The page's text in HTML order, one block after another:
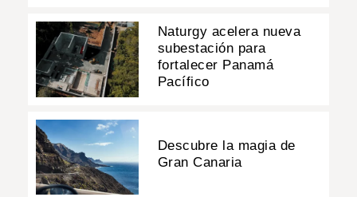
Naturgy acelera nueva
subestación para
fortalecer Panamá
Pacífico
Descubre la magia de
Gran Canaria